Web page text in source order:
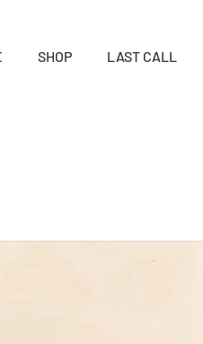
SHOP LAST CALL